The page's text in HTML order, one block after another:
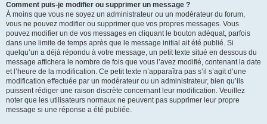
Comment puis-je modifier ou supprimer un message ?
À moins que vous ne soyez un administrateur ou un modérateur du forum,
vous ne pouvez modifier ou supprimer que vos propres messages. Vous
pouvez modifier un de vos messages en cliquant le bouton adéquat, parfois
dans une limite de temps après que le message initial ait été publié. Si
quelqu’un a déjà répondu à votre message, un petit texte situé en dessous du
message affichera le nombre de fois que vous l’avez modifié, contenant la date
et l’heure de la modification. Ce petit texte n’apparaîtra pas s’il s’agit d’une
modification effectuée par un modérateur ou un administrateur, bien qu’ils
puissent rédiger une raison discrète concernant leur modification. Veuillez
noter que les utilisateurs normaux ne peuvent pas supprimer leur propre
message si une réponse a été publiée.